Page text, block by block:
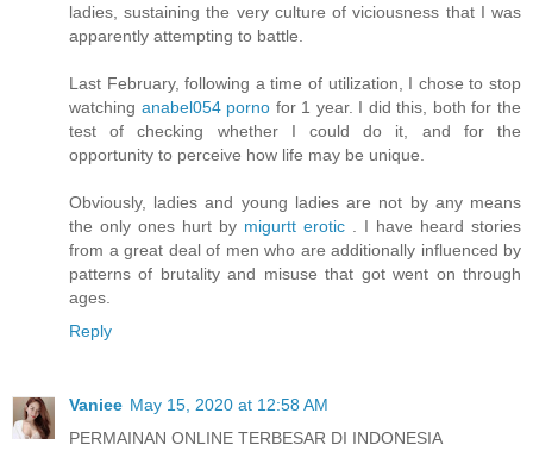
ladies, sustaining the very culture of viciousness that I was
apparently attempting to battle.
Last February, following a time of utilization, I chose to stop
watching anabel054 porno for 1 year. I did this, both for the
test of checking whether I could do it, and for the
opportunity to perceive how life may be unique.
Obviously, ladies and young ladies are not by any means
the only ones hurt by migurtt erotic . I have heard stories
from a great deal of men who are additionally influenced by
patterns of brutality and misuse that got went on through
ages.
Reply
Vaniee May 15, 2020 at 12:58 AM
PERMAINAN ONLINE TERBESAR DI INDONESIA